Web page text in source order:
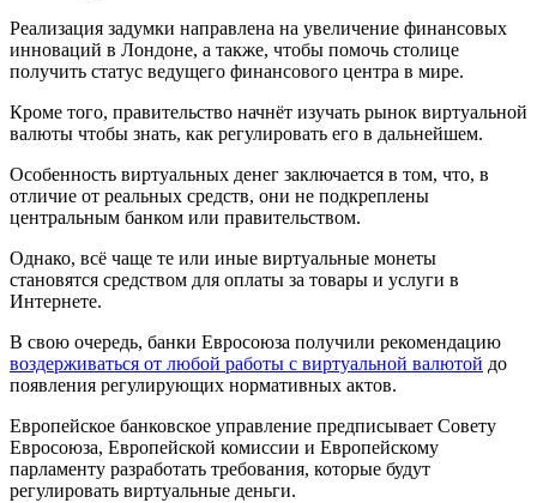
Реализация задумки направлена на увеличение финансовых
инноваций в Лондоне, а также, чтобы помочь столице
получить статус ведущего финансового центра в мире.
Кроме того, правительство начнёт изучать рынок виртуальной
валюты чтобы знать, как регулировать его в дальнейшем.
Особенность виртуальных денег заключается в том, что, в
отличие от реальных средств, они не подкреплены
центральным банком или правительством.
Однако, всё чаще те или иные виртуальные монеты
становятся средством для оплаты за товары и услуги в
Интернете.
В свою очередь, банки Евросоюза получили рекомендацию
воздерживаться от любой работы с виртуальной валютой до
появления регулирующих нормативных актов.
Европейское банковское управление предписывает Совету
Евросоюза, Европейской комиссии и Европейскому
парламенту разработать требования, которые будут
регулировать виртуальные деньги.